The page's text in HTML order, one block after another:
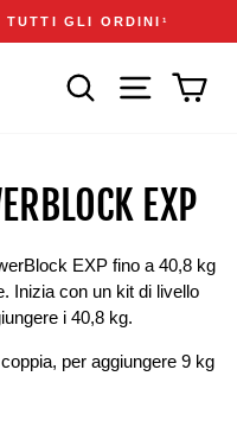
TUTTI GLI ORDINI 1
CERCA
EXP
EXP fino a 40,8 kg
Inizia con un kit di livello
i 40,8 kg.
per aggiungere 9 kg